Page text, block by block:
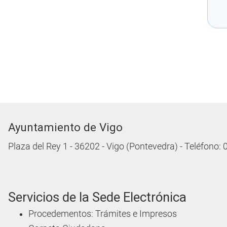
Ayuntamiento de Vigo
Plaza del Rey 1 - 36202 - Vigo (Pontevedra) - Teléfono:
Servicios de la Sede Electrónica
Procedementos: Trámites e Impresos